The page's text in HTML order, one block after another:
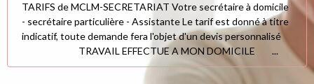
TARIFS de MCLM-SECRETARIAT Votre secrétaire à domicile
- secrétaire particulière - Assistante Le tarif est donné à titre
indicatif, toute demande fera l'objet d'un devis personnalisé
TRAVAIL EFFECTUE A MON DOMICILE ...